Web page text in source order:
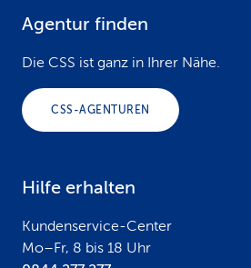
Agentur finden
Die CSS ist ganz in Ihrer Nähe.
CSS-AGENTUREN
Hilfe erhalten
Kundenservice-Center
Mo–Fr, 8 bis 18 Uhr